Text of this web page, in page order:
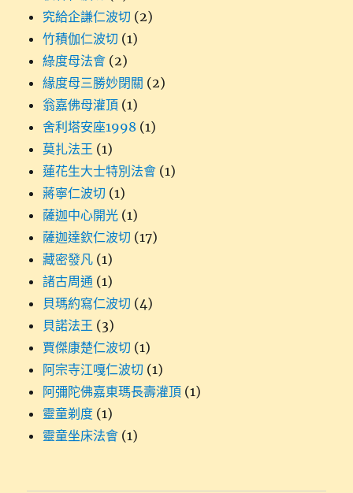
究給企謙仁波切 (2)
竹積伽仁波切 (1)
綠度母法會 (2)
緣度母三勝妙閉關 (2)
翁嘉佛母灌頂 (1)
舍利塔安座1998 (1)
莫扎法王 (1)
蓮花生大士特別法會 (1)
蔣寧仁波切 (1)
薩迦中心開光 (1)
薩迦達欽仁波切 (17)
藏密發凡 (1)
諸古周通 (1)
貝瑪約寫仁波切 (4)
貝諾法王 (3)
賈傑康楚仁波切 (1)
阿宗寺江嘎仁波切 (1)
阿彌陀佛嘉東瑪長壽灌頂 (1)
靈童剃度 (1)
靈童坐床法會 (1)